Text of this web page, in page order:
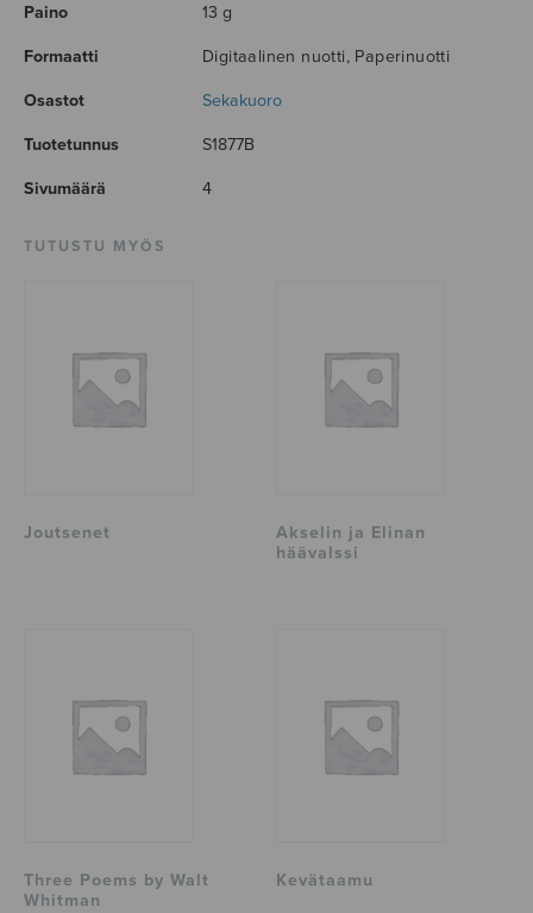
Paino 13 g
Formaatti Digitaalinen nuotti, Paperinuotti
Osastot Sekakuoro
Tuotetunnus S1877B
Sivumäärä 4
TUTUSTU MYÖS
Joutsenet
Akselin ja Elinan
häävalssi
Three Poems by Walt
Whitman
Kevätaamu